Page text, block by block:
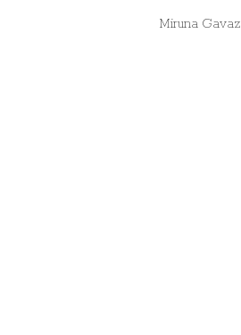
Miruna Gavaz